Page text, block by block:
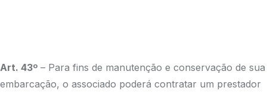
Art. 43º – Para fins de manutenção e conservação de sua
embarcação, o associado poderá contratar um prestador